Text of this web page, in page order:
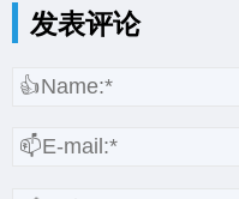
发表评论